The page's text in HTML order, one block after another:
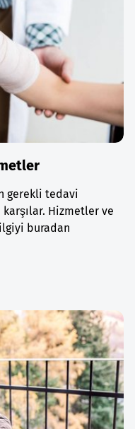
gerekli tedavi
karşılar. Hizmetler ve
buradan